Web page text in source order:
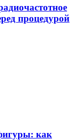
процедурой
как